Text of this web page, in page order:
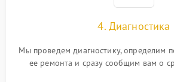
4. Диагностика
Мы проведем диагностику, определим
ее ремонта и сразу сообщим вам о